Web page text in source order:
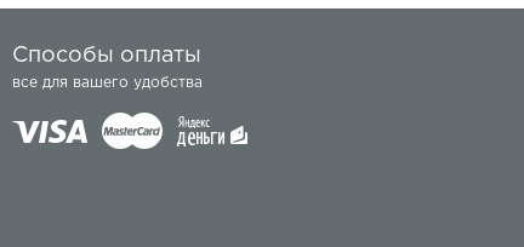
Способы оплаты
все для вашего удобства